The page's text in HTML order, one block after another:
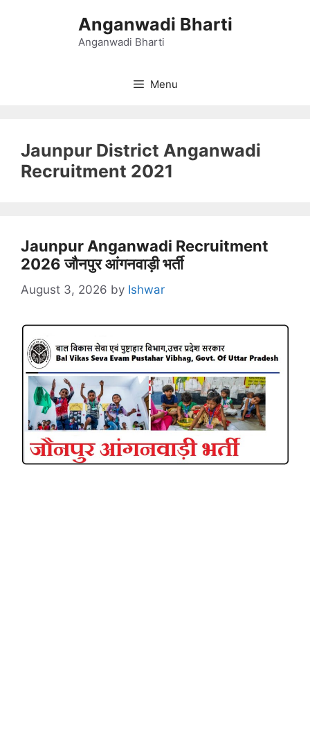
Anganwadi Bharti
Anganwadi Bharti
Menu
Jaunpur District Anganwadi
Recruitment 2021
Jaunpur Anganwadi Recruitment
2026 जौनपुर आंगनवाड़ी भर्ती
August 3, 2026 by Ishwar